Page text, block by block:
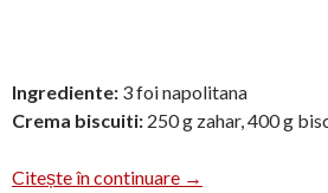
Ingrediente: 3 foi napolitana
Crema biscuiti: 250 g zahar, 400 g
Citește în continuare Rulada de biscuiti
→